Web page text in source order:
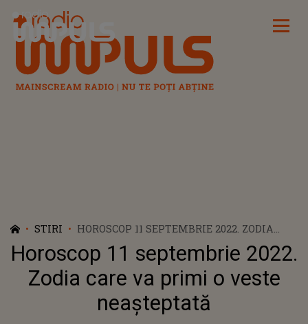
Radio Impuls
STIRI
HOROSCOP 11 SEPTEMBRIE 2022. ZODIA
CARE VA PRIMI O VESTE NEAȘTEPTATĂ
Horoscop 11 septembrie 2022.
Zodia care va primi o veste
neașteptată